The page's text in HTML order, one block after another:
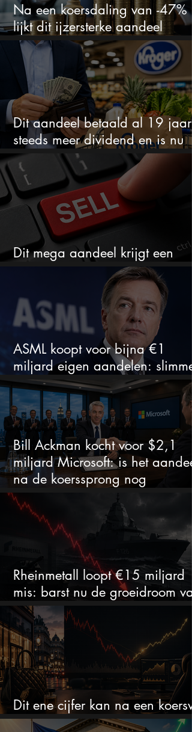
Na een koersdaling van -47%
lijkt dit ijzersterke aandeel
aantrekkelijker dan ooit
Dit aandeel betaald al 19 jaar
steeds meer dividend en is nu
goedkoop
Dit mega aandeel krijgt een
zeldzaam verkoopadvies
ASML koopt voor bijna €1
miljard eigen aandelen: slimme
zet of dure timing?
Bill Ackman kocht voor $2,1
miljard Microsoft: is het aandeel
na de koerssprong nog
aantrekkelijk?
Rheinmetall loopt €15 miljard
mis: barst nu de groeidroom van
het defensiebedrijf?
Dit ene cijfer kan na een
van 50% alles veranderen